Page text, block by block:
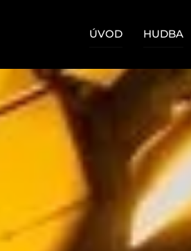
ÚVOD HUDBA